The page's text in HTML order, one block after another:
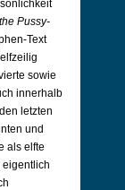
Pussy-
Text
sowie
innerhalb
letzten
und
als elfte
eigentlich